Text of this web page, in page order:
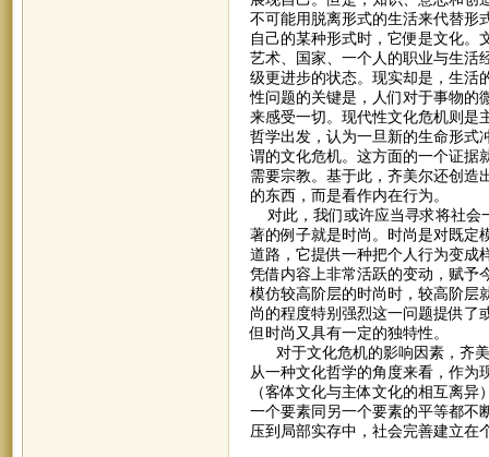
不可能用脱离形式的生活来代替形
自己的某种形式时，它便是文化。
艺术、国家、一个人的职业与生
级更进步的状态。现实却是，生活
性问题的关键是，人们对于事物的
来感受一切。现代性文化危机则是
哲学出发，认为一旦新的生命形式
谓的文化危机。这方面的一个证据
需要宗教。基于此，齐美尔还创造
的东西，而是看作内在行为。
对此，我们或许应当寻求将社会
著的例子就是时尚。时尚是对既定
道路，它提供一种把个人行为变
凭借内容上非常活跃的变动，赋予
模仿较高阶层的时尚时，较高阶层
尚的程度特别强烈这一问题提供了
但时尚又具有一定的独特性。
对于文化危机的影响因素，齐美
从一种文化哲学的角度来看，作为
（客体文化与主体文化的相互离
一个要素同另一个要素的平等都不
压到局部实存中，社会完善建立在